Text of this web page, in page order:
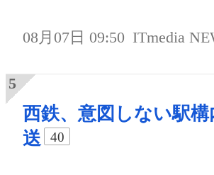
08月07日 09:50 ITmedia
西鉄、意図しない駅構
送
40